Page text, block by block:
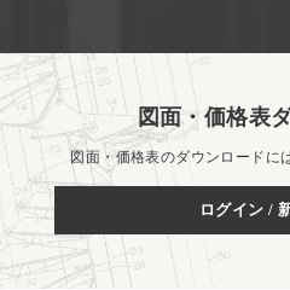
図面・価格表
図面・価格表のダウンロードに
ログイン /